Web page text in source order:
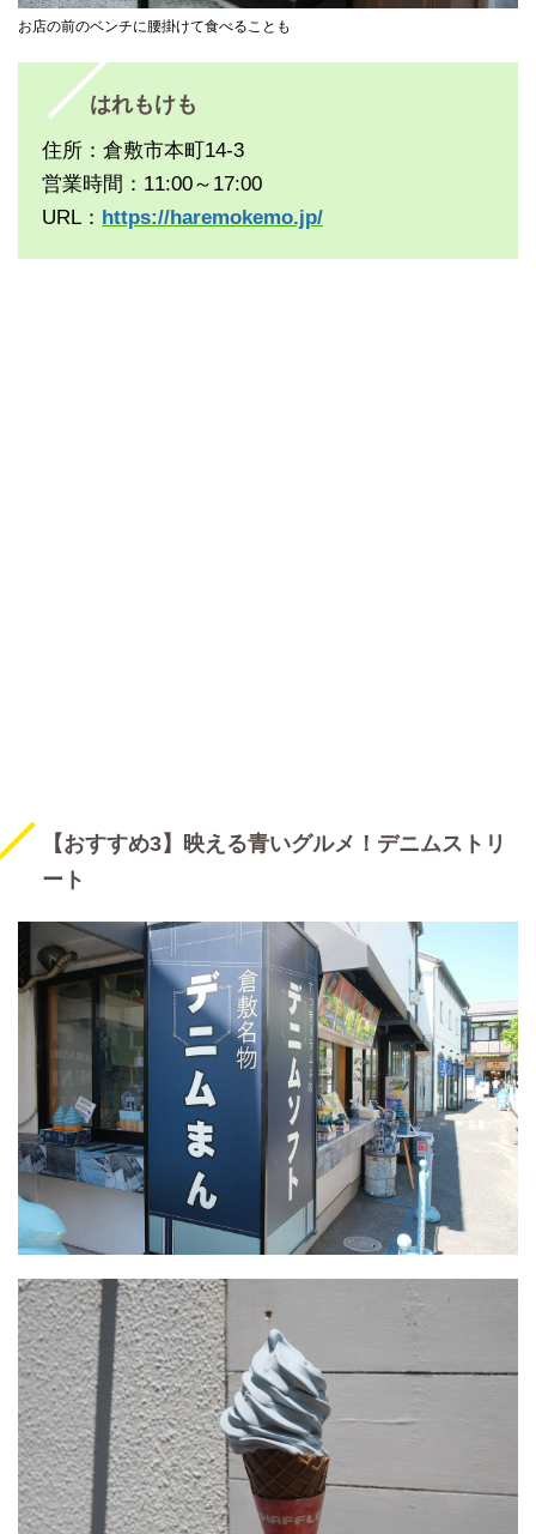
お店の前のベンチに腰掛けて食べることも
はれもけも
住所：倉敷市本町14-3
営業時間：11:00～17:00
URL： https://haremokemo.jp/
【おすすめ3】映える青いグルメ！デニムストリ
ート